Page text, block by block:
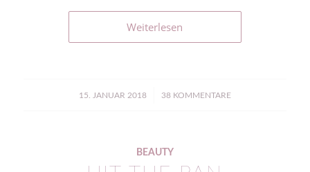
Weiterlesen
15. JANUAR 2018
/ 38 KOMMENTARE
BEAUTY